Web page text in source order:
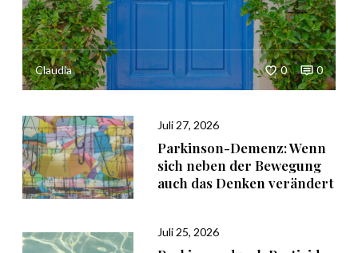
Claudia 0 0
Juli 27, 2026
Parkinson-Demenz: Wenn
sich neben der Bewegung
auch das Denken verändert
Juli 25, 2026